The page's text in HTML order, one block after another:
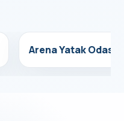
Yeni ÜrünDetayları Gör
Arena Yatak Odası